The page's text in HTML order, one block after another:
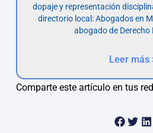
dopaje y representación
directorio local: Abogados en
abogado de Derecho
Leer más
Comparte este artículo en tus